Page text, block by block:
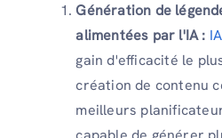
Génération de
alimentées par l'IA :
gain d'efficacité le
création de contenu
meilleurs